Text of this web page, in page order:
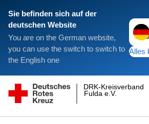
Sie befinden sich auf der
deutschen Website
You are on the German website,
you can use the switch to switch to
the English one
Alles
Fulda e.V.
DRK-Kreisverband